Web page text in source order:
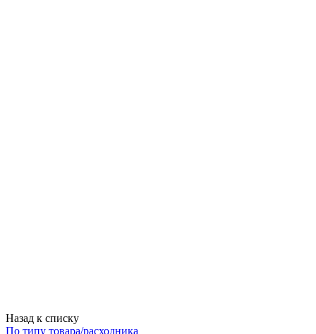
Назад к списку
По типу товара/расходника